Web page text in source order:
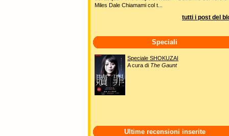
Miles Dale Chiamami col t...
tutti i post del
Speciali
Speciale SHOKUZAI
A cura di The Gaunt
Ultime recensioni inserite